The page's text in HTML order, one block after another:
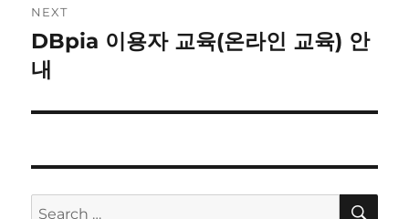
NEXT
Next
post:
DBpia 이용자 교육(온라인 교육) 안
내
Search